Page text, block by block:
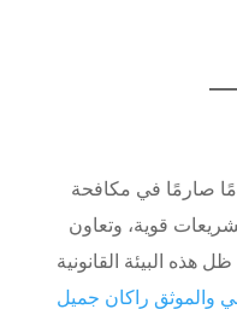
صارمًا في مكافحة
قوية، وتعاون
هذه البيئة القانونية
والموثق راكان جميل